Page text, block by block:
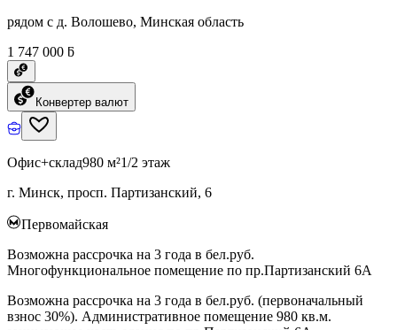
рядом с д. Волошево, Минская область
1 747 000 ƃ
Конвертер валют
Офис+склад980 м²1/2 этаж
г. Минск, просп. Партизанский, 6
Первомайская
Возможна рассрочка на 3 года в бел.руб.
Многофункциональное помещение по пр.Партизанский 6А
Возможна рассрочка на 3 года в бел.руб. (первоначальный
взнос 30%). Административное помещение 980 кв.м.